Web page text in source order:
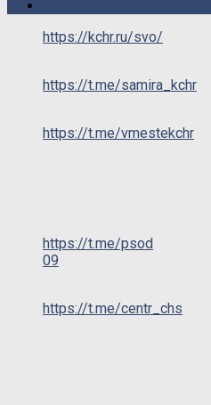
https://kchr.ru/svo/
https://t.me/samira_kchr
https://t.me/vmestekchr
https://t.me/psod
09
https://t.me/centr_chs